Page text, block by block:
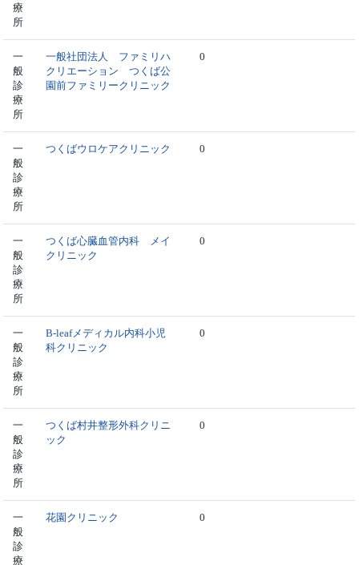
療
所
一
般
診
療
所
一般社団法人 ファミリハ
クリエーション つくば公
園前ファミリークリニック
0
一
般
診
療
所
つくばウロケアクリニック 0
一
般
診
療
所
つくば心臓血管内科 メイ
クリニック
0
一
般
診
療
所
B-leafメディカル内科小児
科クリニック
0
一
般
診
療
所
つくば村井整形外科クリニ
ック
0
一
般
診
療
花園クリニック 0